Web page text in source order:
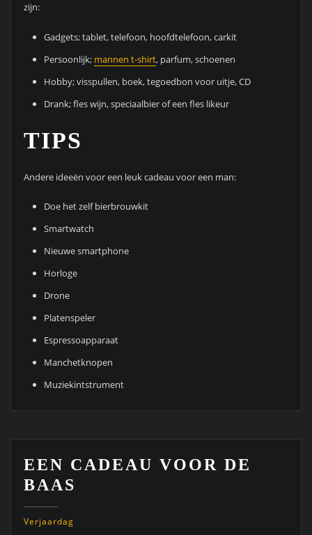
zijn:
Gadgets; tablet, telefoon, hoofdtelefoon, carkit
Persoonlijk; mannen t-shirt, parfum, schoenen
Hobby; visspullen, boek, tegoedbon voor uitje, CD
Drank; fles wijn, speciaalbier of een fles likeur
TIPS
Andere ideeën voor een leuk cadeau voor een man:
Doe het zelf bierbrouwkit
Smartwatch
Nieuwe smartphone
Horloge
Drone
Platenspeler
Espressoapparaat
Manchetknopen
Muziekintstrument
EEN CADEAU VOOR DE
BAAS
Verjaardag